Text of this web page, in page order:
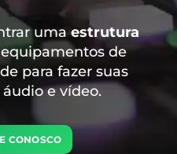
uma estrutura
de
para fazer suas
e vídeo.
CONOSCO